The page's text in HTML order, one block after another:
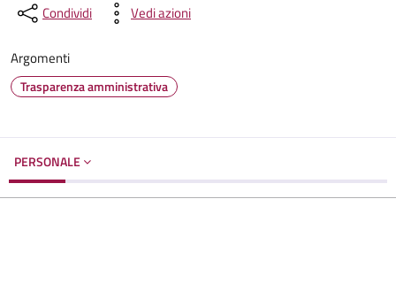
Condividi Vedi azioni
Argomenti
Trasparenza amministrativa
PERSONALE